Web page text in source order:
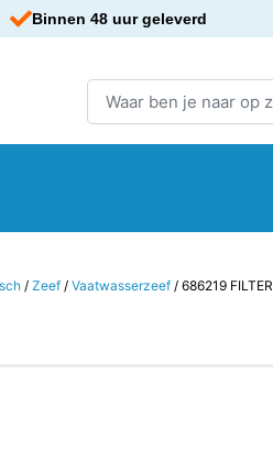
Binnen 48 uur geleverd
/Zeef /Vaatwasserzeef / 686219 FILTER